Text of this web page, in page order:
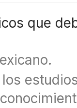
que